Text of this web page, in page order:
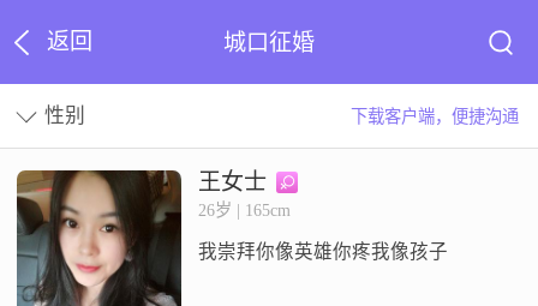
返回 城口征婚
性别 下载客户端，便捷沟通
王女士
26岁 | 165cm
我崇拜你像英雄你疼我像孩子